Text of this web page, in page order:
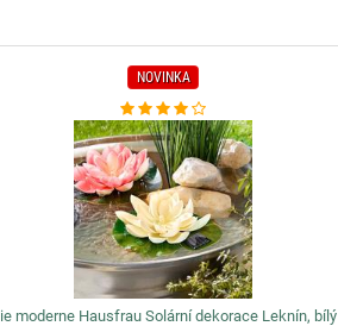
NOVINKA
moderne Hausfrau Solární dekorace Leknín, bílý